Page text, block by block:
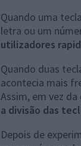
Quando uma
letra ou um
utilizadores
Quando duas
acontecia mais
Assim, em vez
a divisão das
Depois de